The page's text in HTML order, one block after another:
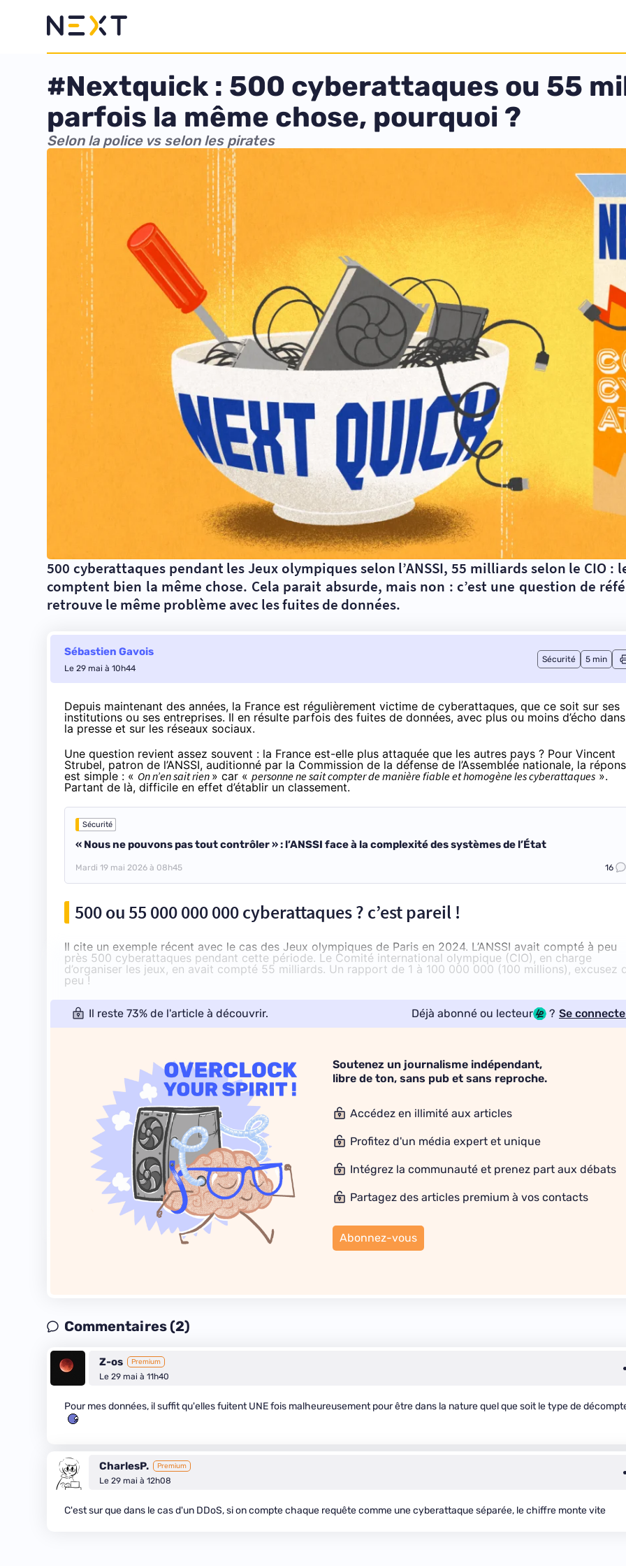
#Nextquick : 500 cyberattaques ou 55
parfois la même chose, pourquoi ?
Selon la police vs selon les pirates
500 cyberattaques pendant les Jeux olympiques selon l’ANSSI, 55 milliards selon le CIO
comptent bien la même chose. Cela parait absurde, mais non : c’est une question de
retrouve le même problème avec les fuites de données.
Sébastien Gavois
Le 29 mai à 10h44
Sécurité 5 min
Depuis maintenant des années, la France est régulièrement victime de cyberattaques, que ce soit sur ses
institutions ou ses entreprises. Il en résulte parfois des fuites de données, avec plus ou moins d’écho dans
la presse et sur les réseaux sociaux.
Une question revient assez souvent : la France est-elle plus attaquée que les autres pays ? Pour Vincent
Strubel, patron de l’ANSSI, auditionné par la Commission de la défense de l’Assemblée nationale, la
est simple : « On n’en sait rien » car « personne ne sait compter de manière fiable et homogène les cyberattaques ».
Partant de là, difficile en effet d’établir un classement.
Sécurité
« Nous ne pouvons pas tout contrôler » : l’ANSSI face à la complexité des systèmes de l’État
Mardi 19 mai 2026 à 08h45 16
500 ou 55 000 000 000 cyberattaques ? c’est pareil !
Il cite un exemple récent avec le cas des Jeux olympiques de Paris en 2024. L’ANSSI avait compté à peu
près 500 cyberattaques pendant cette période. Le Comité international olympique (CIO), en charge
d’organiser les jeux, en avait compté 55 milliards. Un rapport de 1 à 100 000 000 (100 millions), excusez
peu !
Il reste 73% de l'article à découvrir. Déjà abonné ou lecteur ? Se
Soutenez un journalisme indépendant,
libre de ton, sans pub et sans reproche.
Accédez en illimité aux articles
Profitez d'un média expert et unique
Intégrez la communauté et prenez part aux débats
Partagez des articles premium à vos contacts
Abonnez-vous
Commentaires (2)
Z-os Premium
Le 29 mai à 11h40
Pour mes données, il suffit qu'elles fuitent UNE fois malheureusement pour être dans la nature quel que soit le type de
CharlesP. Premium
Le 29 mai à 12h08
C'est sur que dans le cas d'un DDoS, si on compte chaque requête comme une cyberattaque séparée, le chiffre monte vite